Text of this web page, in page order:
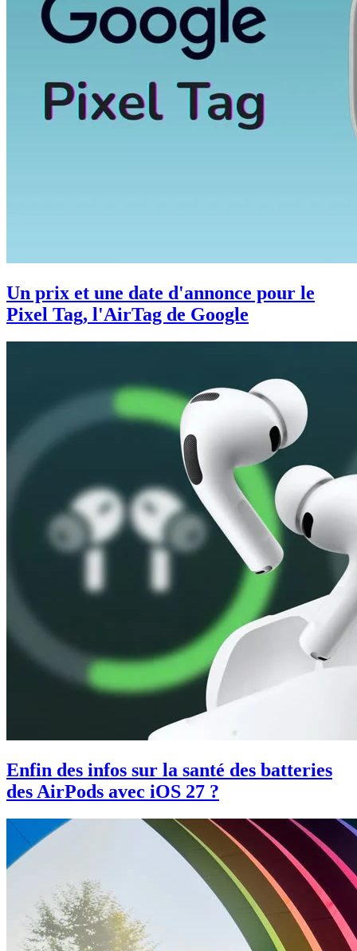
Un prix et une date d'annonce pour le
Pixel Tag, l'AirTag de Google
Enfin des infos sur la santé des batteries
des AirPods avec iOS 27 ?